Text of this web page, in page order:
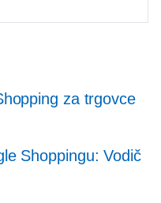
za trgovce
Shoppingu: Vodič